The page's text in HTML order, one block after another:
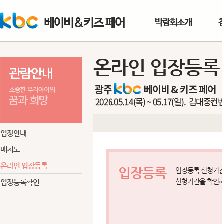
베이비&키즈 페어 박람회소개
입장안내
배치도
온라인 입장등록
입장등록확인
온라인 입장등록
입장등록
입장등록 신청기
신청기간을 확인